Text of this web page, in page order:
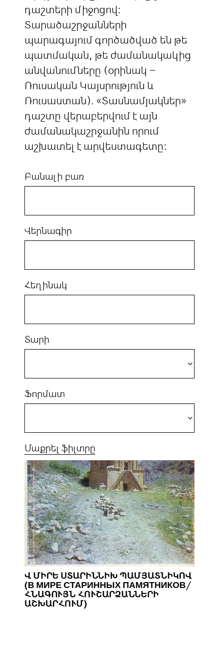
դաշտերի միջոցով:
Տարածաշրջանների
պարագայում գործածված են թե
պատմական, թե ժամանակակից
անվանումները (օրինակ –
Ռուսական Կայսրություն և
Ռուսաստան). «Տասնամյակներ»
դաշտը վերաբերվում է այն
ժամանակաշրջանին որում
աշխատել է արվեստագետը:
Բանալի բառ
Վերնագիր
Հեղինակ
Տարի
Ֆորմատ
Մաքրել ֆիլտրը
Վ ՄԻՐԵ ՍՏԱՐԻՆՆԻԽ ՊԱՄՅԱՏՆԻԿՈՎ
(В МИРЕ СТАРИННЫХ ПАМЯТНИКОВ/
ՀՆԱԳՈՒՅՆ ՀՈՒՇԱՐՁԱՆՆԵՐԻ
ԱՇԽԱՐՀՈՒՄ)